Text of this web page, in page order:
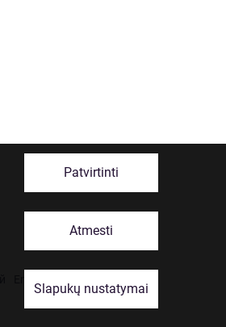
Patvirtinti
Atmesti
Slapukų nustatymai